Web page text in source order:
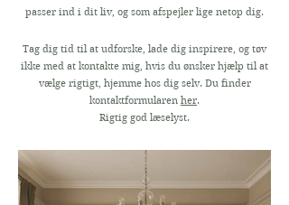
passer ind i dit liv, og som afspejler lige netop dig.
Tag dig tid til at udforske, lade dig inspirere, og tøv
ikke med at kontakte mig, hvis du ønsker hjælp til at
vælge rigtigt, hjemme hos dig selv. Du finder
kontaktformularen her.
Rigtig god læselyst.